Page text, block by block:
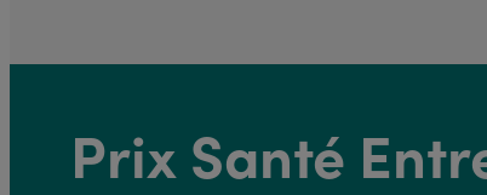
Prix Santé